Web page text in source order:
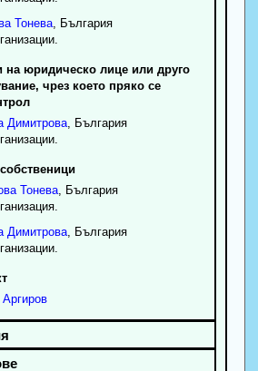
Тонева, България
на юридическо лице или друго
чрез което пряко се
Димитрова, България
Тонева, България
Димитрова, България
Аргиров